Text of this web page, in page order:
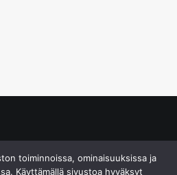
toiminnoissa, ominaisuuksissa ja
Käyttämällä sivustoa hyväksyt